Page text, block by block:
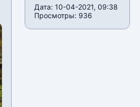
Дата: 10-04-2021, 09:38
Просмотры: 936